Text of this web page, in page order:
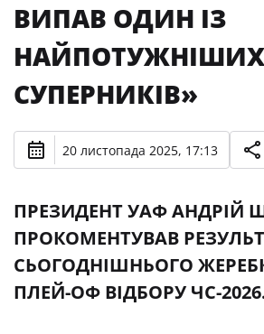
ВИПАВ ОДИН ІЗ
НАЙПОТУЖНІШИХ
СУПЕРНИКІВ»
20 листопада 2025, 17:13
ПРЕЗИДЕНТ УАФ АНДРІЙ
ПРОКОМЕНТУВАВ
СЬОГОДНІШНЬОГО
ПЛЕЙ-ОФ ВІДБОРУ ЧС-